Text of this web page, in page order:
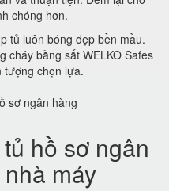
chóng hơn.
tủ luôn bóng đẹp bền mầu.
cháy bằng sắt WELKO Safes
tượng chọn lựa.
hồ sơ ngân
máy